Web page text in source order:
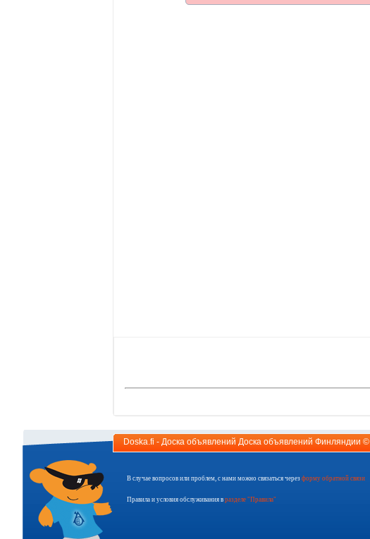
Doska.fi - Доска объявлений Доска объявлений Финляндии ©
В случае вопросов или проблем, с нами можно связаться через форму обратной связи
Правила и условия обслуживания в разделе "Правила"